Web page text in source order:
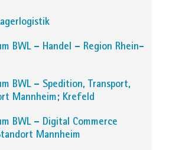
BWL – Handel – Region Rhein-
BWL – Spedition, Transport,
Mannheim; Krefeld
BWL – Digital Commerce
Mannheim